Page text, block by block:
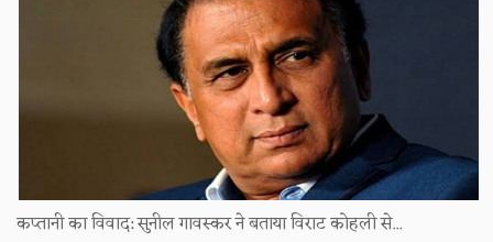
कप्तानी का विवाद: सुनील गावस्कर ने बताया विराट कोहली से...